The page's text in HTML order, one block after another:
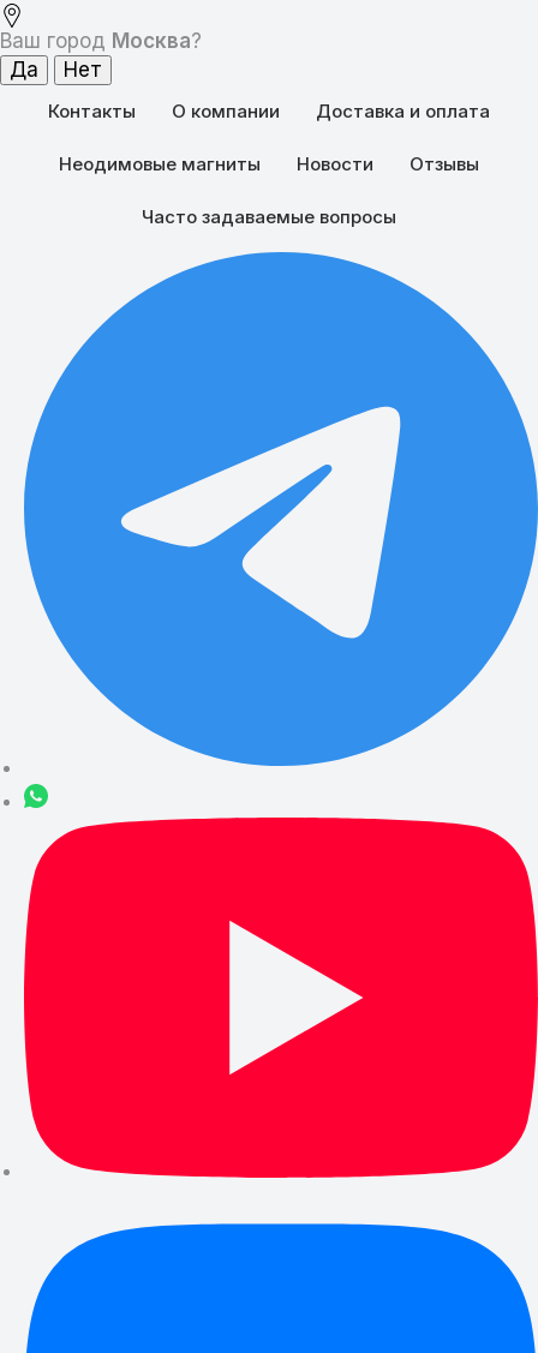
Ваш город Москва?
Контакты О компании Доставка и оплата
Неодимовые магниты Новости Отзывы
Часто задаваемые вопросы
Виртуальная магнитная стена – ограничитель 21 века! Поделиться: